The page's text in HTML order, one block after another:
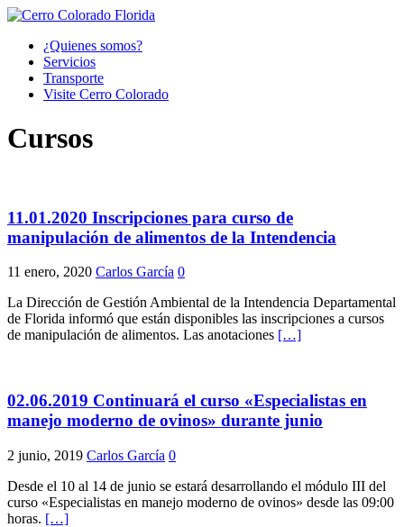
¿Quienes somos?
Servicios
Transporte
Visite Cerro Colorado
Cursos
11.01.2020 Inscripciones para curso de
manipulación de alimentos de la Intendencia
11 enero, 2020 Carlos García 0
La Dirección de Gestión Ambiental de la Intendencia Departamental
de Florida informó que están disponibles las inscripciones a cursos
de manipulación de alimentos. Las anotaciones […]
02.06.2019 Continuará el curso «Especialistas en
manejo moderno de ovinos» durante junio
2 junio, 2019 Carlos García 0
Desde el 10 al 14 de junio se estará desarrollando el módulo III del
curso «Especialistas en manejo moderno de ovinos» desde las 09:00
horas. […]